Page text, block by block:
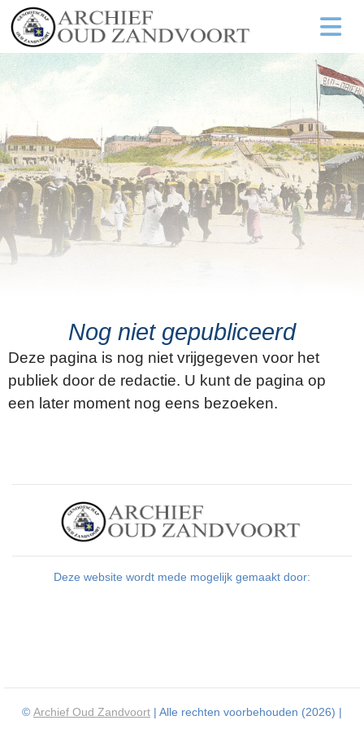
Nog niet gepubliceerd
Deze pagina is nog niet vrijgegeven voor het
publiek door de redactie. U kunt de pagina op
een later moment nog eens bezoeken.
Deze website wordt mede mogelijk gemaakt door:
© Archief Oud Zandvoort | Alle rechten voorbehouden (2026) |